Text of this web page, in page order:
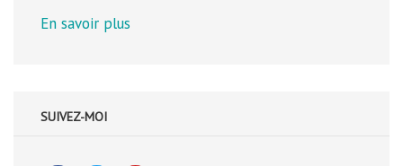
En savoir plus
SUIVEZ-MOI